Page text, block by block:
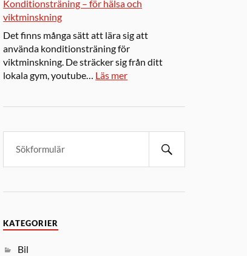
Konditionsträning – för hälsa och
viktminskning
Det finns många sätt att lära sig att
använda konditionsträning för
viktminskning. De sträcker sig från ditt
lokala gym, youtube… Läs mer
KATEGORIER
Bil